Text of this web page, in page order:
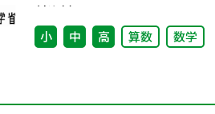
付資料
小 中 高 算数 数学